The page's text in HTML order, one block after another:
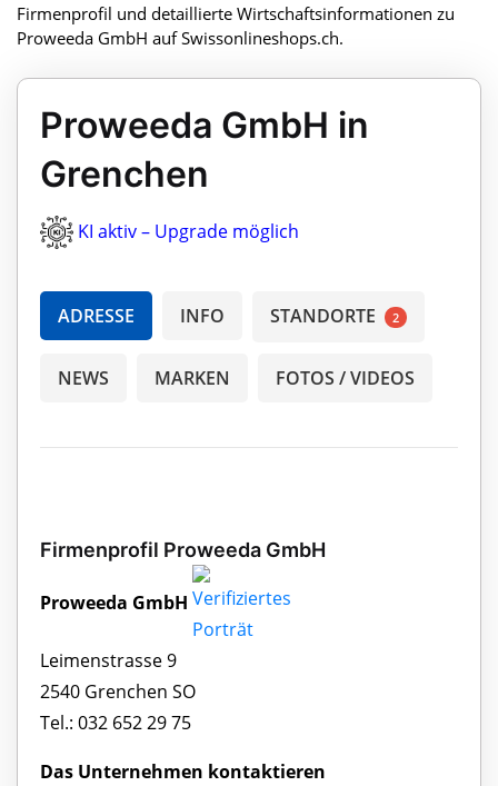
Firmenprofil und detaillierte Wirtschaftsinformationen zu
Proweeda GmbH auf Swissonlineshops.ch.
Proweeda GmbH in
Grenchen
KI aktiv – Upgrade möglich
ADRESSE INFO STANDORTE 2
NEWS MARKEN FOTOS / VIDEOS
Firmenprofil Proweeda GmbH
Proweeda GmbH
Leimenstrasse 9
2540 Grenchen SO
Tel.: 032 652 29 75
Das Unternehmen kontaktieren